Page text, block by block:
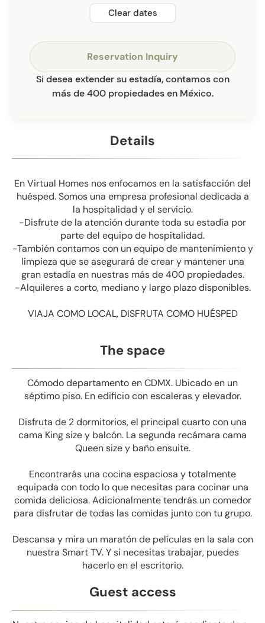
Details
En Virtual Homes nos enfocamos en la satisfacción del
huésped. Somos una empresa profesional dedicada a
la hospitalidad y el servicio.
-Disfrute de la atención durante toda su estadía por
parte del equipo de hospitalidad.
-También contamos con un equipo de mantenimiento y
limpieza que se asegurará de crear y mantener una
gran estadía en nuestras más de 400 propiedades.
-Alquileres a corto, mediano y largo plazo disponibles.
VIAJA COMO LOCAL, DISFRUTA COMO HUÉSPED
The space
Cómodo departamento en CDMX. Ubicado en un
séptimo piso. En edificio con escaleras y elevador.
Disfruta de 2 dormitorios, el principal cuarto con una
cama King size y balcón. La segunda recámara cama
Queen size y baño ensuite.
Encontrarás una cocina espaciosa y totalmente
equipada con todo lo que necesitas para cocinar una
comida deliciosa. Adicionalmente tendrás un comedor
para disfrutar de todas las comidas junto con tu grupo.
Descansa y mira un maratón de películas en la sala con
nuestra Smart TV. Y si necesitas trabajar, puedes
hacerlo en el escritorio.
Guest access
Clear dates
Reservation Inquiry
Si desea extender su estadía, contamos con
más de 400 propiedades en México.